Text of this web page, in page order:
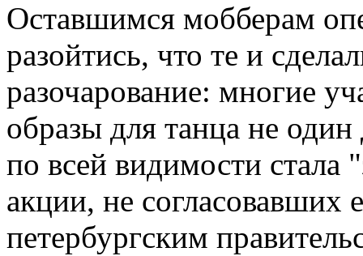
Оставшимся мобберам
разойтись, что те и
разочарование: многие
образы для танца не
по всей видимости стала
акции, не
петербургским